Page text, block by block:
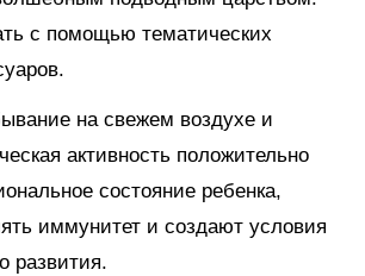
с помощью тематических
на свежем воздухе и
активность положительно
состояние ребенка,
иммунитет и создают условия
развития.